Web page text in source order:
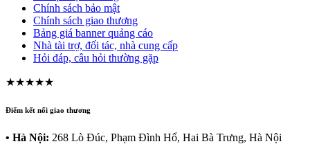
Chính sách bảo mật
Chính sách giao thương
Bảng giá banner quảng cáo
Nhà tài trợ, đối tác, nhà cung cấp
Hỏi đáp, câu hỏi thường gặp
★★★★★
Điểm kết nối giao thương
• Hà Nội: 268 Lò Đúc, Phạm Đình Hổ, Hai Bà Trưng, Hà Nội